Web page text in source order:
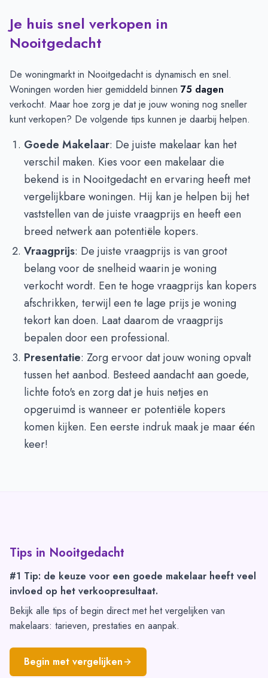
Je huis snel verkopen in
Nooitgedacht
De woningmarkt in Nooitgedacht is dynamisch en snel.
Woningen worden hier gemiddeld binnen 75 dagen
verkocht. Maar hoe zorg je dat je jouw woning nog sneller
kunt verkopen? De volgende tips kunnen je daarbij helpen.
Goede Makelaar: De juiste makelaar kan het
verschil maken. Kies voor een makelaar die
bekend is in Nooitgedacht en ervaring heeft met
vergelijkbare woningen. Hij kan je helpen bij het
vaststellen van de juiste vraagprijs en heeft een
breed netwerk aan potentiële kopers.
Vraagprijs: De juiste vraagprijs is van groot
belang voor de snelheid waarin je woning
verkocht wordt. Een te hoge vraagprijs kan kopers
afschrikken, terwijl een te lage prijs je woning
tekort kan doen. Laat daarom de vraagprijs
bepalen door een professional.
Presentatie: Zorg ervoor dat jouw woning opvalt
tussen het aanbod. Besteed aandacht aan goede,
lichte foto's en zorg dat je huis netjes en
opgeruimd is wanneer er potentiële kopers
komen kijken. Een eerste indruk maak je maar één
keer!
Tips in Nooitgedacht
#1 Tip: de keuze voor een goede makelaar heeft veel
invloed op het verkoopresultaat.
Bekijk alle tips of begin direct met het vergelijken van
makelaars: tarieven, prestaties en aanpak.
Begin met vergelijken